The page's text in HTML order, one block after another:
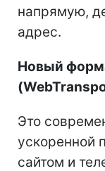
напрямую,
адрес.
Новый
Это
ускоренной
сайтом и